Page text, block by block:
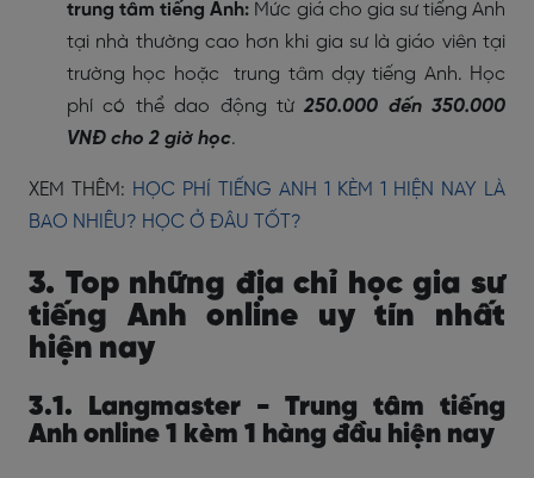
trung tâm tiếng Anh: Mức giá cho gia sư tiếng Anh
tại nhà thường cao hơn khi gia sư là giáo viên tại
trường học hoặc trung tâm dạy tiếng Anh. Học
phí có thể dao động từ250.000 đến 350.000
VNĐ cho 2 giờ học.
XEM THÊM: HỌC PHÍ TIẾNG ANH 1 KÈM 1 HIỆN NAY LÀ
BAO NHIÊU? HỌC Ở ĐÂU TỐT?
3. Top những địa chỉ học gia sư
tiếng Anh online uy tín nhất
hiện nay
3.1. Langmaster - Trung tâm tiếng
Anh online 1 kèm 1 hàng đầu hiện nay